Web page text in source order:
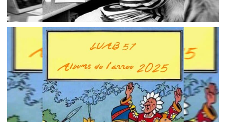
LUAB 58 – EST-CE HYGIÉNIQUE DE BAISER DANS
UNE PISCINE ?
Listen Up And Bleed